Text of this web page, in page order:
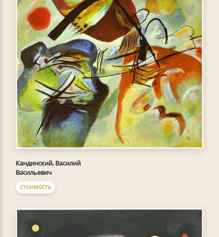
Кандинский, Василий
Васильевич
СТОИМОСТЬ